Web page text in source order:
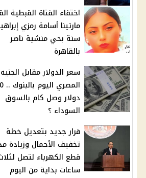
اختفاء الفتاة القبطية
سنة بحي منشية ناصر
بالقاهرة
سعر الدولار مقابل الجنيه
دولار وصل كام بالسوق
السوداء ؟
قرار جديد بتعديل خطة
تخفيف الأحمال وزيادة
قطع الكهرباء لتصل
ساعات بداية من اليوم